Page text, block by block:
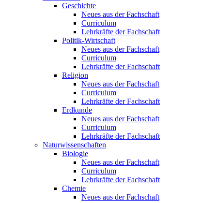
Geschichte
Neues aus der Fachschaft
Curriculum
Lehrkräfte der Fachschaft
Politik-Wirtschaft
Neues aus der Fachschaft
Curriculum
Lehrkräfte der Fachschaft
Religion
Neues aus der Fachschaft
Curriculum
Lehrkräfte der Fachschaft
Erdkunde
Neues aus der Fachschaft
Curriculum
Lehrkräfte der Fachschaft
Naturwissenschaften
Biologie
Neues aus der Fachschaft
Curriculum
Lehrkräfte der Fachschaft
Chemie
Neues aus der Fachschaft